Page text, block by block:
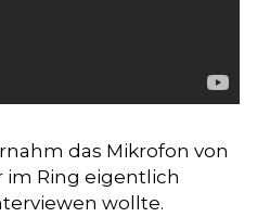
das Mikrofon von
im Ring eigentlich
wollte.